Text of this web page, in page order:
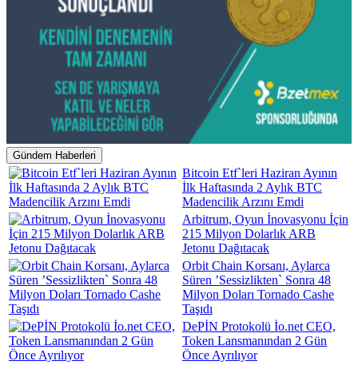
Gündem Haberleri
Bitcoin Etf`leri Haziran Ayının
İlk Haftasında 2 Aylık BTC
Madencilik Arzını Emdi
Arbitrum, Oyun İnovasyonu İçin
215 Milyon Dolarlık ARB
Jetonu Dağıtacak
Orbit Chain Korsanı, Aylarca
Süren ’Sessizlikten` Sonra 48
Milyon Doları Tornado Cashe
Taşıdı
DePİN Protokolü İo.net CEO,
Token Lansmanından 2 Gün
Önce Ayrılıyor